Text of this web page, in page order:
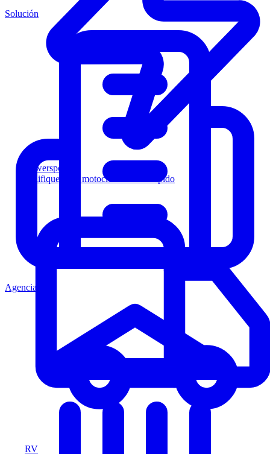
Powersports
Califique a los motociclistas más rápido
RV
Solución
Agencia